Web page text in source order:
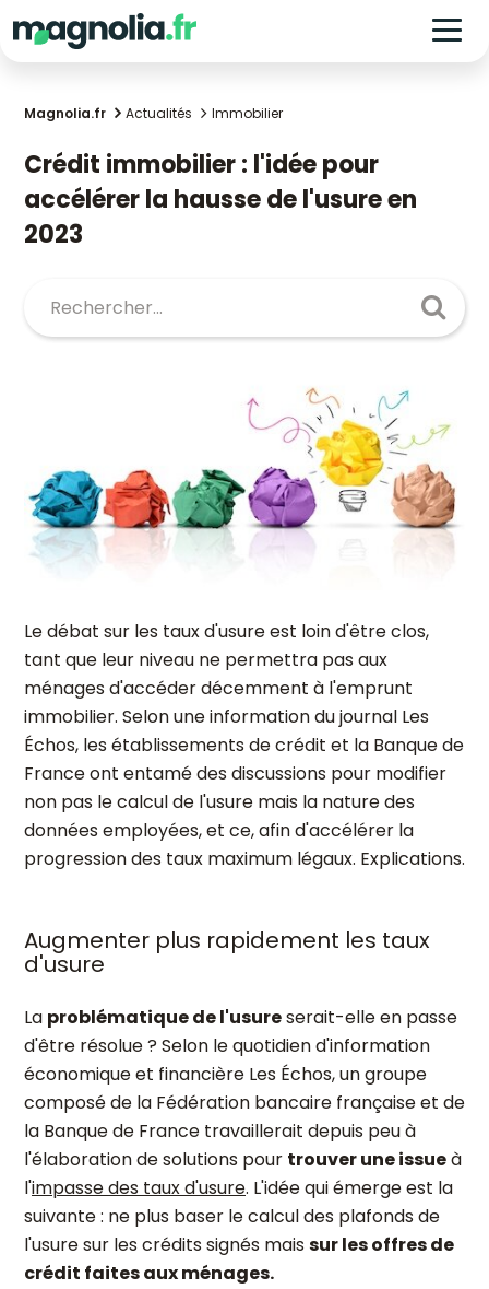
Magnolia.fr Actualités Immobilier
Crédit immobilier : l'idée pour
accélérer la hausse de l'usure en
2023
Le débat sur les taux d'usure est loin d'être clos,
tant que leur niveau ne permettra pas aux
ménages d'accéder décemment à l'emprunt
immobilier. Selon une information du journal Les
Échos, les établissements de crédit et la Banque de
France ont entamé des discussions pour modifier
non pas le calcul de l'usure mais la nature des
données employées, et ce, afin d'accélérer la
progression des taux maximum légaux. Explications.
Augmenter plus rapidement les taux
d'usure
La problématique de l'usureserait-elle en passe
d'être résolue ? Selon le quotidien d'information
économique et financière Les Échos, un groupe
composé de la Fédération bancaire française et de
la Banque de France travaillerait depuis peu à
l'élaboration de solutions pour trouver une issueà
l'impasse des taux d'usure. L'idée qui émerge est la
suivante : ne plus baser le calcul des plafonds de
l'usure sur les crédits signés maissur les offres de
crédit faites aux ménages.